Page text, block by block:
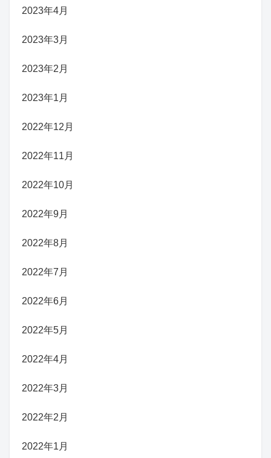
2023年4月
2023年3月
2023年2月
2023年1月
2022年12月
2022年11月
2022年10月
2022年9月
2022年8月
2022年7月
2022年6月
2022年5月
2022年4月
2022年3月
2022年2月
2022年1月